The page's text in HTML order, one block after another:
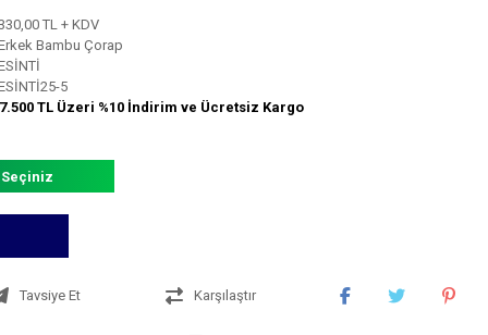
TL + KDV
Bambu Çorap
5
7.500 TL Üzeri %10 İndirim ve Ücretsiz Kargo
Seçiniz
Tavsiye Et Karşılaştır